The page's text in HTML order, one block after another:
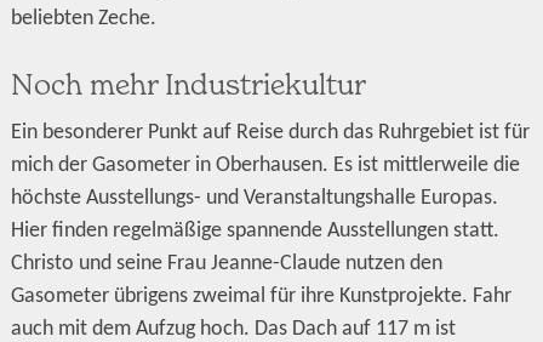
beliebten Zeche.
Noch mehr Industriekultur
Ein besonderer Punkt auf Reise durch das Ruhrgebiet ist für
mich der Gasometer in Oberhausen. Es ist mittlerweile die
höchste Ausstellungs- und Veranstaltungshalle Europas.
Hier finden regelmäßige spannende Ausstellungen statt.
Christo und seine Frau Jeanne-Claude nutzen den
Gasometer übrigens zweimal für ihre Kunstprojekte. Fahr
auch mit dem Aufzug hoch. Das Dach auf 117 m ist